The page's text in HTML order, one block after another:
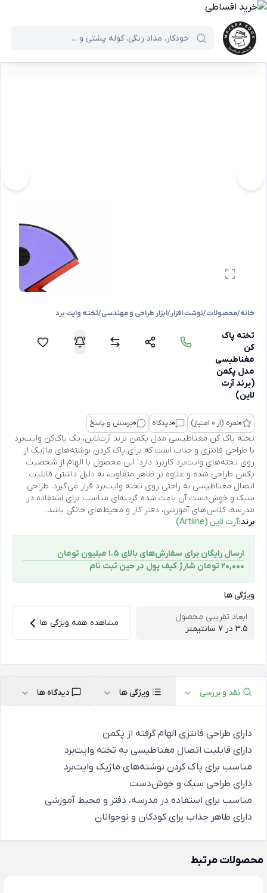
خانه/محصولات/نوشت افزار/ابزار طراحی و مهندسی/تخته وایت برد
تخته پاک
‌کن
مغناطیسی
مدل پکمن
(برند آرت
‌لاین)
0نمره (از 0 امتیاز) 0دیدگاه 0پرسش و پاسخ
تخته پاک کن مغناطیسی مدل پکمن برند آرت‌لاین، یک پاک‌کن وایت‌برد
با طراحی فانتزی و جذاب است که برای پاک کردن نوشته‌های ماژیک از
روی تخته‌های وایت‌برد کاربرد دارد. این محصول با الهام از شخصیت
پکمن طراحی شده و علاوه بر ظاهر متفاوت، به دلیل داشتن قابلیت
اتصال مغناطیسی به راحتی روی تخته وایت‌برد قرار می‌گیرد. طراحی
سبک و خوش‌دست آن باعث شده گزینه‌ای مناسب برای استفاده در
مدرسه، کلاس‌های آموزشی، دفتر کار و محیط‌های خانگی باشد.
برند:آرت‌ لاین (Artline)
ارسال رایگان برای سفارش‌های بالای 1.5 میلیون تومان
۲۰,۰۰۰ تومان شارژ کیف پول در حین ثبت ‌نام
ویژگی ها
ابعاد تقریبی محصول
3.5 در 7 سانتیمتر
مشاهده همه ویژگی ها
نقد و بررسی ویژگی ها دیدگاه ها
دارای طراحی فانتزی الهام گرفته از پکمن
دارای قابلیت اتصال مغناطیسی به تخته وایت‌برد
مناسب برای پاک کردن نوشته‌های ماژیک وایت‌برد
دارای طراحی سبک و خوش‌دست
مناسب برای استفاده در مدرسه، دفتر و محیط آموزشی
دارای ظاهر جذاب برای کودکان و نوجوانان
محصولات مرتبط